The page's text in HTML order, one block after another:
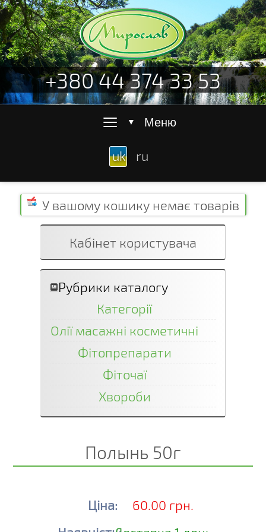
+380 44 374 33 53
≡ ▼ Меню
uk ru
У вашому кошику немає товарів
Кабінет користувача
Рубрики каталогу
Категорії
Олії масажні косметичні
Фітопрепарати
Фіточаї
Хвороби
Полынь 50г
Ціна:
60.00 грн.